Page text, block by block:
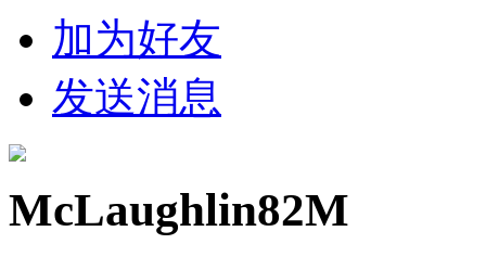
加为好友
发送消息
McLaughlin82M